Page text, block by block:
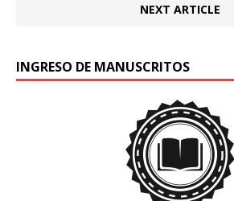
NEXT ARTICLE
INGRESO DE MANUSCRITOS